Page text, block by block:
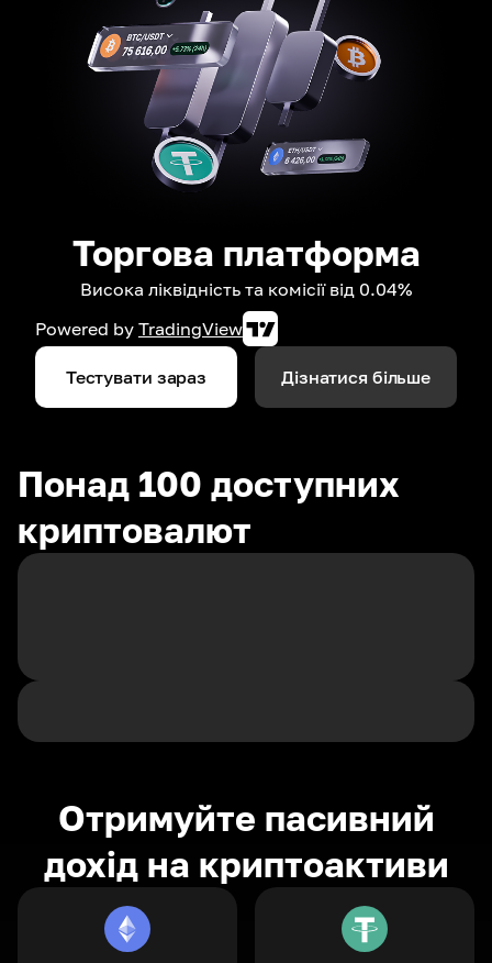
Торгова платформа
Висока ліквідність та комісії від 0.04%
Powered by TradingView
Тестувати зараз Дізнатися більше
Понад 100 доступних
криптовалют
Отримуйте пасивний
дохід на криптоактиви